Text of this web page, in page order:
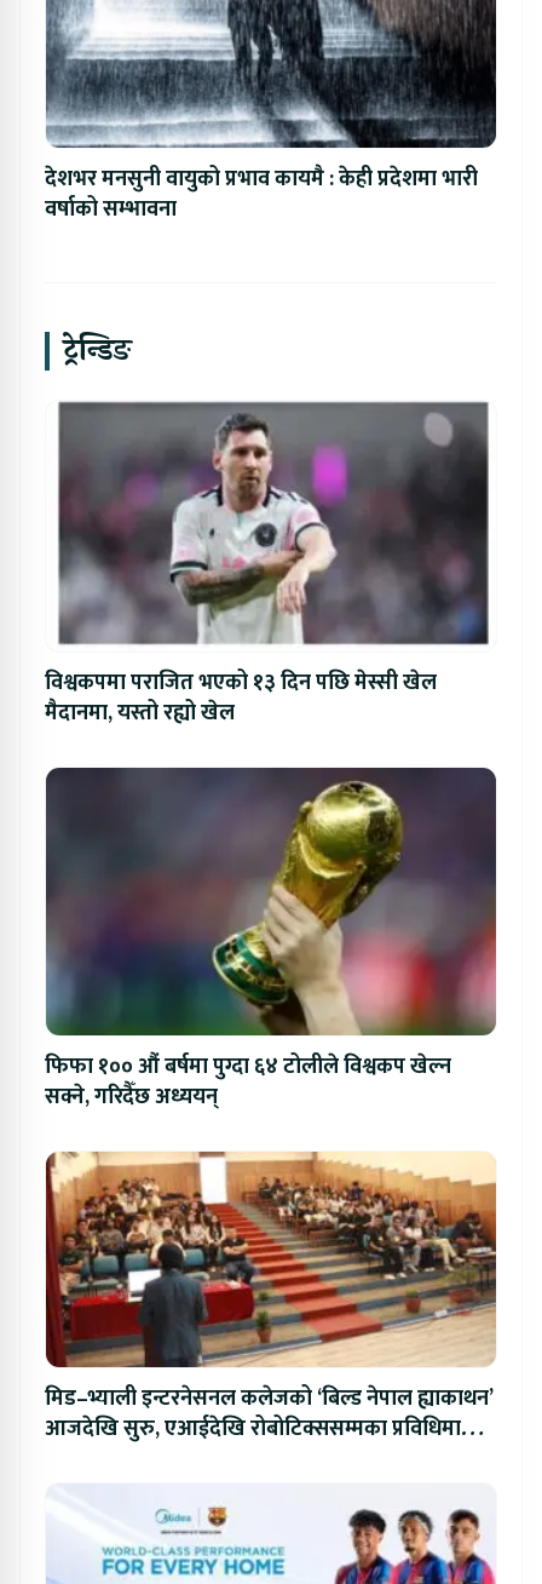
देशभर मनसुनी वायुको प्रभाव कायमै : केही प्रदेशमा भारी
वर्षाको सम्भावना
ट्रेन्डिङ
विश्वकपमा पराजित भएको १३ दिन पछि मेस्सी खेल
मैदानमा, यस्तो रह्यो खेल
फिफा १०० औं बर्षमा पुग्दा ६४ टोलीले विश्वकप खेल्न
सक्ने, गरिदैँछ अध्ययन्
मिड–भ्याली इन्टरनेसनल कलेजको ‘बिल्ड नेपाल ह्याकाथन’
आजदेखि सुरु, एआईदेखि रोबोटिक्ससम्मका प्रविधिमा